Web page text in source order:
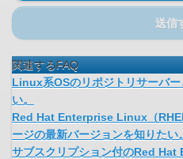
送信
関連するFAQ
Linux系OSのリポジトリサーバ
い。
Red Hat Enterprise Linux（
ージの最新バージョンを知りたい。
サブスクリプション付のRed